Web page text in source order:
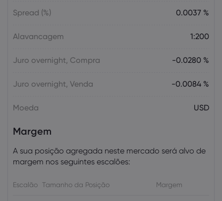
Spread (%) 0.0037 %
Alavancagem 1:200
Juro overnight, Compra -0.0280 %
Juro overnight, Venda -0.0084 %
Moeda USD
Margem
A sua posição agregada neste mercado será alvo de
margem nos seguintes escalões:
Escalão Tamanho da Posição Margem